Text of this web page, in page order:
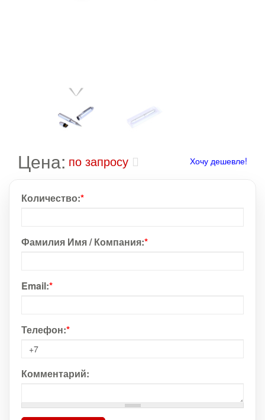
Цена: по запросу Хочу дешевле!
Количество:*
Фамилия Имя / Компания:*
Email:*
Телефон:*
Комментарий: